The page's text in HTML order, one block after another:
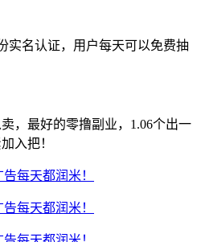
实名认证，用户每天可以免费抽
，最好的零撸副业，1.06个出一
入把！